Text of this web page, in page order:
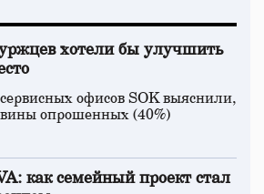
хотели бы улучшить
офисов SOK выяснили,
опрошенных (40%)
как семейный проект стал